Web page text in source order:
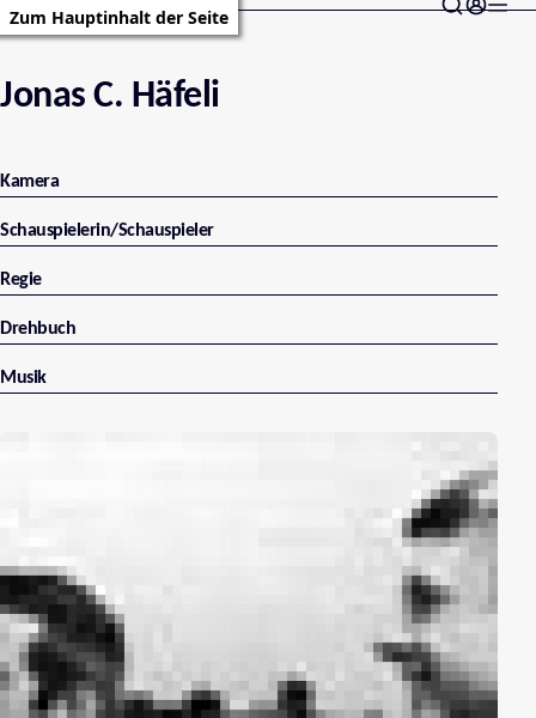
Zum Hauptinhalt der Seite
Jonas C. Häfeli
Kamera
Schauspielerin/Schauspieler
Regie
Drehbuch
Musik